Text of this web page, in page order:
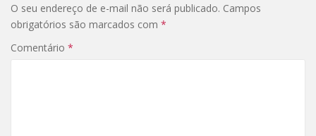
O seu endereço de e-mail não será publicado. Campos
obrigatórios são marcados com *
Comentário *